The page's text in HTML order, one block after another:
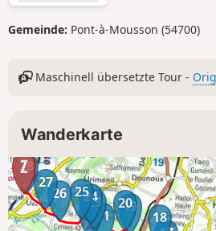
Gemeinde: Pont-à-Mousson (54700)
Maschinell übersetzte Tour -
Wanderkarte
18
19
20
21
22
23
24
25
26
27
28